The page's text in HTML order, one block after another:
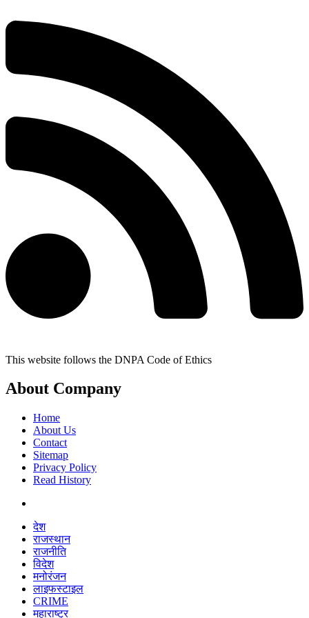
This website follows the DNPA Code of Ethics
About Company
Home
About Us
Contact
Sitemap
Privacy Policy
Read History
देश
राजस्थान
राजनीति
विदेश
मनोरंजन
लाइफस्टाइल
CRIME
महाराष्ट्र